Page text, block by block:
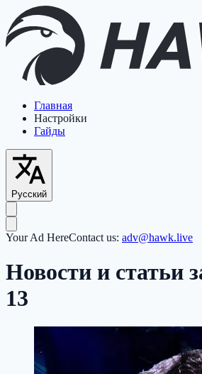
Главная
Настройки
Гайды
Русский
Your Ad HereContact us: adv@hawk.live
Новости и статьи
13